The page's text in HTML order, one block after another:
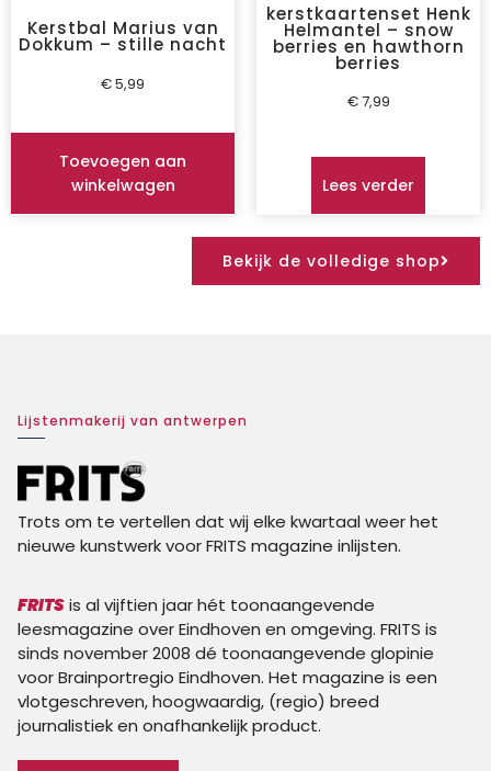
Kerstbal Marius van
Dokkum – stille nacht
€5,99
Toevoegen aan
winkelwagen
kerstkaartenset Henk
Helmantel – snow
berries en hawthorn
berries
€7,99
Lees verder
Bekijk de volledige shop
Lijstenmakerij van antwerpen
Trots om te vertellen dat wij elke kwartaal weer het
nieuwe kunstwerk voor FRITS magazine inlijsten.
FRITSis al vijftien jaar hét toonaangevende
leesmagazine over Eindhoven en omgeving. FRITS is
sinds november 2008 dé toonaangevende glopinie
voor Brainportregio Eindhoven. Het magazine is een
vlotgeschreven, hoogwaardig, (regio) breed
journalistiek en onafhankelijk product.